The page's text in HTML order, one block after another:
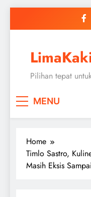
Pilihan tepat
MENU
Home
Timlo Sastro,
Masih Eksis